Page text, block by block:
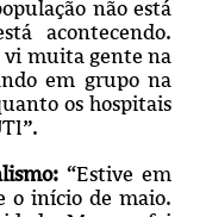
não está
acontecendo.
vi muita gente na
em grupo na
os hospitais
“Estive em
o início de maio.